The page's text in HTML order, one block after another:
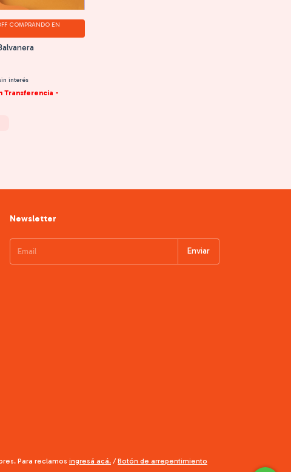
interés
COMPRANDO EN
Transferencia -
Newsletter
Para reclamos ingresá acá. / Botón de arrepentimiento